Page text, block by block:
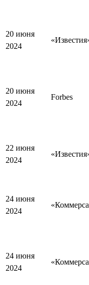
20 июня
2024
20 июня
2024
Forbes
22 июня
2024
24 июня
2024
24 июня
2024